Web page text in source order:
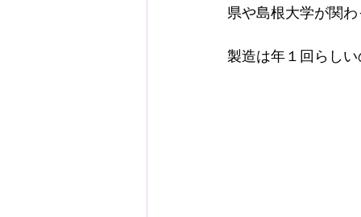
県や島根大学が関
製造は年１回らし